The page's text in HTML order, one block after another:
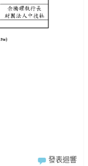
發表迴響